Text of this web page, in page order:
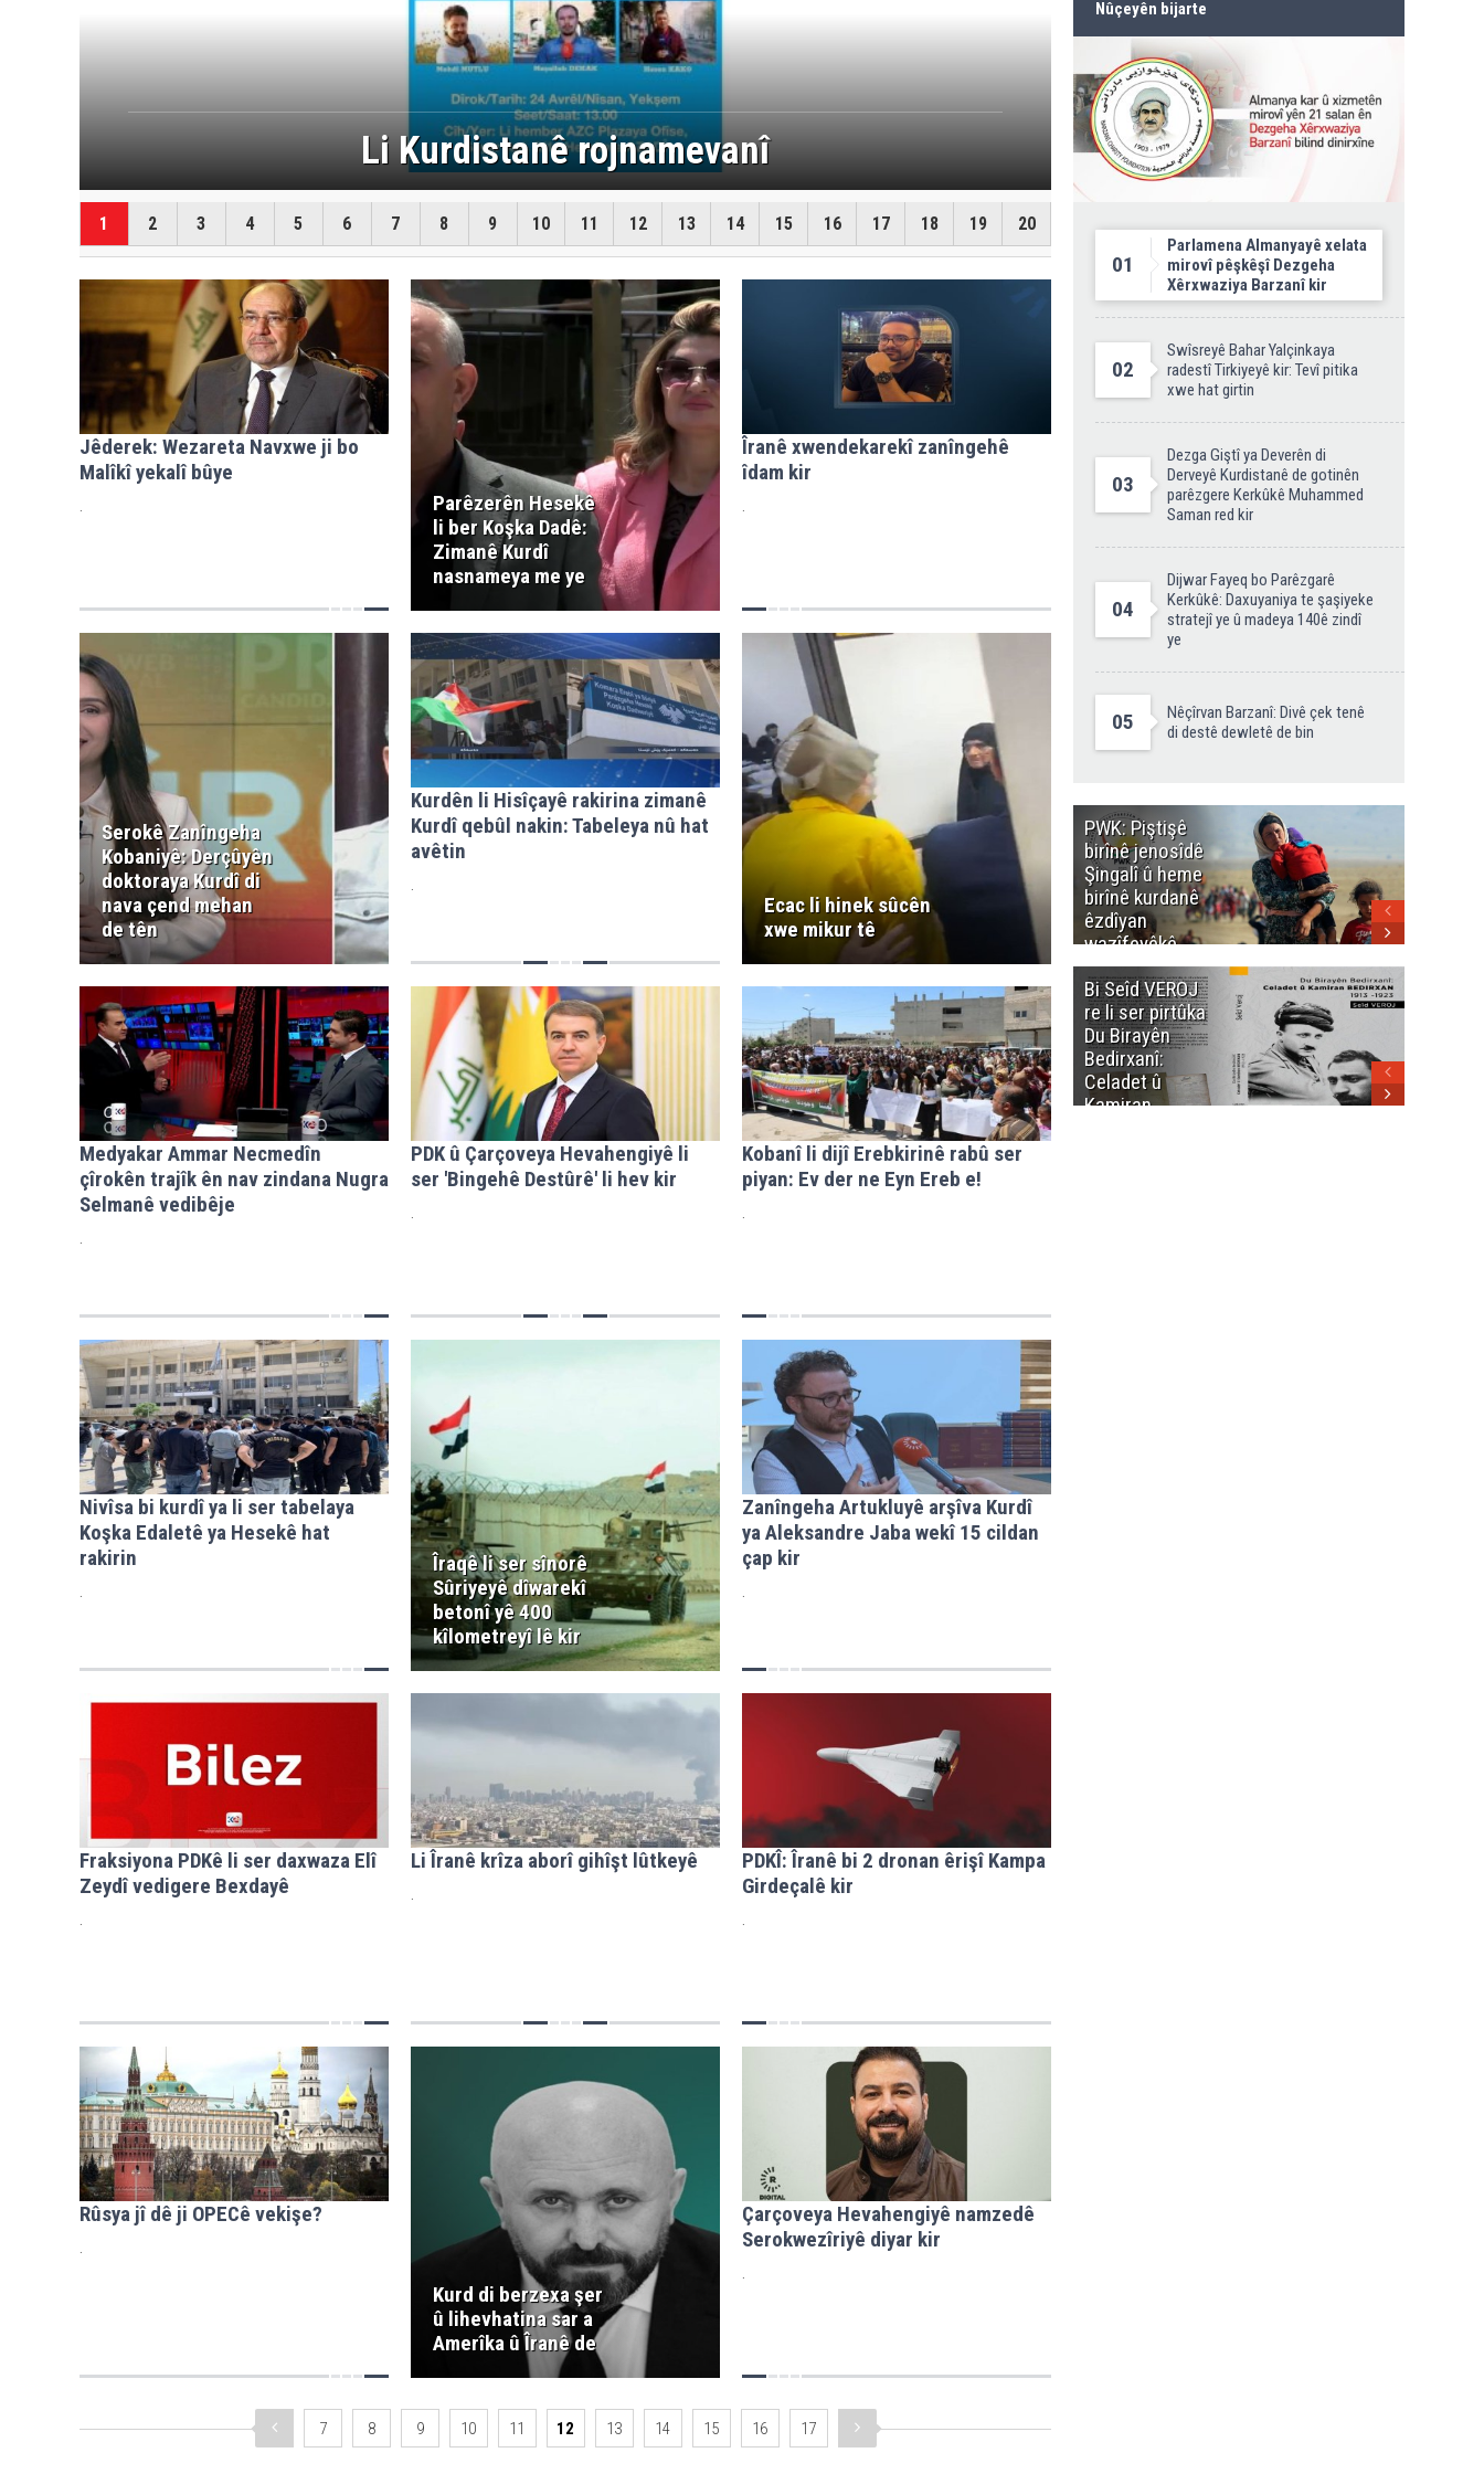
Dem û mercên xizmeta Pêşmerge û hêzên Asayîşê hat
pejirandin
Jina Kurd Şemsî
1 2 3 4 5 6 7 8 9 10 11 12 13 14 15 16 17 18 19 20
Jêderek: Wezareta Navxwe ji bo
Malîkî yekalî bûye
.
Parêzerên Hesekê
li ber Koşka Dadê:
Zimanê Kurdî
nasnameya me ye
Îranê xwendekarekî zanîngehê
îdam kir
.
Serokê Zanîngeha
Kobaniyê: Derçûyên
doktoraya Kurdî di
nava çend mehan
de tên
Kurdên li Hisîçayê rakirina zimanê
Kurdî qebûl nakin: Tabeleya nû hat
avêtin
.
Ecac li hinek sûcên
xwe mikur tê
Medyakar Ammar Necmedîn
çîrokên trajîk ên nav zindana Nugra
Selmanê vedibêje
.
PDK û Çarçoveya Hevahengiyê li
ser 'Bingehê Destûrê' li hev kir
.
Kobanî li dijî Erebkirinê rabû ser
piyan: Ev der ne Eyn Ereb e!
.
Nivîsa bi kurdî ya li ser tabelaya
Koşka Edaletê ya Hesekê hat
rakirin
.
Îraqê li ser sînorê
Sûriyeyê dîwarekî
betonî yê 400
kîlometreyî lê kir
Zanîngeha Artukluyê arşîva Kurdî
ya Aleksandre Jaba wekî 15 cildan
çap kir
.
Fraksiyona PDKê li ser daxwaza Elî
Zeydî vedigere Bexdayê
.
Li Îranê krîza aborî gihîşt lûtkeyê
.
PDKÎ: Îranê bi 2 dronan êrişî Kampa
Girdeçalê kir
.
Rûsya jî dê ji OPECê vekişe?
.
Kurd di berzexa şer
û lihevhatina sar a
Amerîka û Îranê de
Çarçoveya Hevahengiyê namzedê
Serokwezîriyê diyar kir
.
7 8 9 10 11 12 13 14 15 16 17
Nûçeyên bijarte
01
Parlamena Almanyayê xelata
mirovî pêşkêşî Dezgeha
Xêrxwaziya Barzanî kir
02
Swîsreyê Bahar Yalçinkaya
radestî Tirkiyeyê kir: Tevî pitika
xwe hat girtin
03
Dezga Giştî ya Deverên di
Derveyê Kurdistanê de gotinên
parêzgere Kerkûkê Muhammed
Saman red kir
04
Dijwar Fayeq bo Parêzgarê
Kerkûkê: Daxuyaniya te şaşiyeke
stratejî ye û madeya 140ê zindî
ye
05
Nêçîrvan Barzanî: Divê çek tenê
di destê dewletê de bin
PWK: Piştişê
birînê jenosîdê
Şingalî û heme
birînê kurdanê
êzdîyan
wazîfeyêkê
neteweyî yê
heme kurdanê
dinya yo
Bi Seîd VEROJ
re li ser pirtûka
Du Birayên
Bedirxanî:
Celadet û
Kamiran